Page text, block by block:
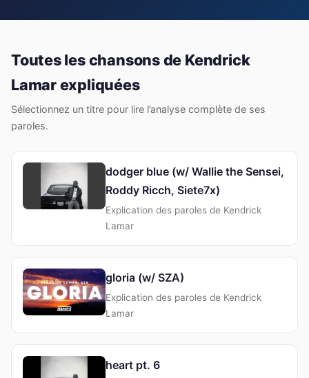
Toutes les chansons de Kendrick
Lamar expliquées
Sélectionnez un titre pour lire l’analyse complète de ses
paroles.
dodger blue (w/ Wallie the Sensei,
Roddy Ricch, Siete7x)
Explication des paroles de Kendrick
Lamar
gloria (w/ SZA)
Explication des paroles de Kendrick
Lamar
heart pt. 6